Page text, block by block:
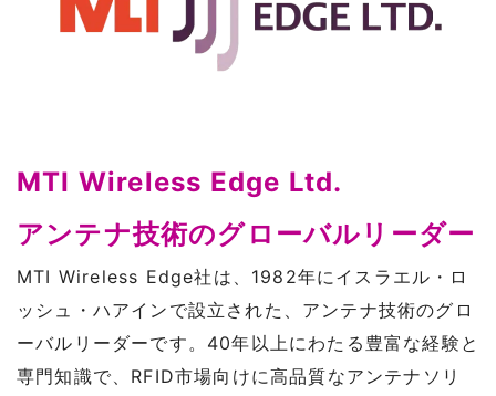
MTI Wireless Edge Ltd.
アンテナ技術のグローバルリーダー
MTI Wireless Edge社は、1982年にイスラエル・ロ
ッシュ・ハアインで設立された、アンテナ技術のグロ
ーバルリーダーです。40年以上にわたる豊富な経験と
専門知識で、RFID市場向けに高品質なアンテナソリ